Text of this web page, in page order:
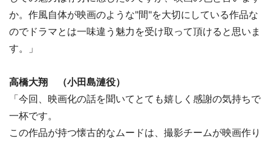
か。作風自体が映画のような"間"を大切にしている作品な
のでドラマとは一味違う魅力を受け取って頂けると思いま
す。」
高橋大翔 （小田島漣役）
「今回、映画化の話を聞いてとても嬉しく感謝の気持ちで
一杯です。
この作品が持つ懐古的なムードは、撮影チームが映画作り